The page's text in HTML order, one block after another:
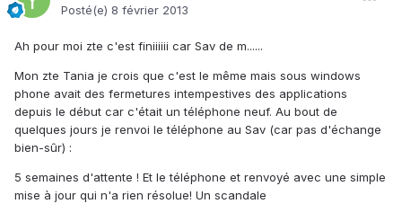
Posté(e) 8 février 2013
Ah pour moi zte c'est finiiiiii car Sav de m......
Mon zte Tania je crois que c'est le même mais sous windows
phone avait des fermetures intempestives des applications
depuis le début car c'était un téléphone neuf. Au bout de
quelques jours je renvoi le téléphone au Sav (car pas d'échange
bien-sûr) :
5 semaines d'attente ! Et le téléphone et renvoyé avec une simple
mise à jour qui n'a rien résolue! Un scandale